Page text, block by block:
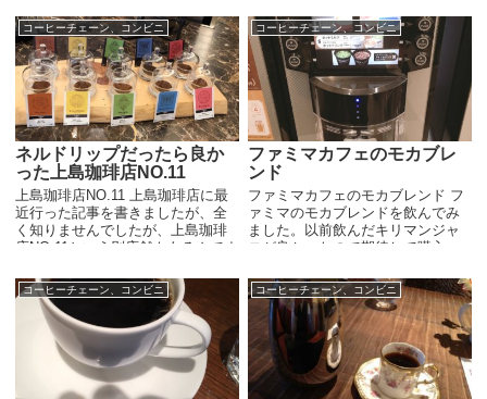
がちょっと違うドトールを見かけ
たことがあり、何かなぁと思って
いたのです...
をしているのを見たら、モーニン
グが凄い感じだったので行ってみ
ました。 ...
コーヒーチェーン、コンビニ
ネルドリップだったら良か
った上島珈琲店NO.11
上島珈琲店NO.11 上島珈琲店に最
近行った記事を書きましたが、全
く知りませんでしたが、上島珈琲
店NO.11という別店舗もあるんです
知らなかった。 場所は新橋と御成
門の間く...
コーヒーチェーン、コンビニ
ファミマカフェのモカブレ
ンド
ファミマカフェのモカブレンド フ
ァミマのモカブレンドを飲んでみ
ました。以前飲んだキリマンジャ
ロが良かったので期待して購入。
シャルティコーヒーシリーズは良
いです。 味わいはま...
コーヒーチェーン、コンビニ コーヒーチェーン、コンビニ